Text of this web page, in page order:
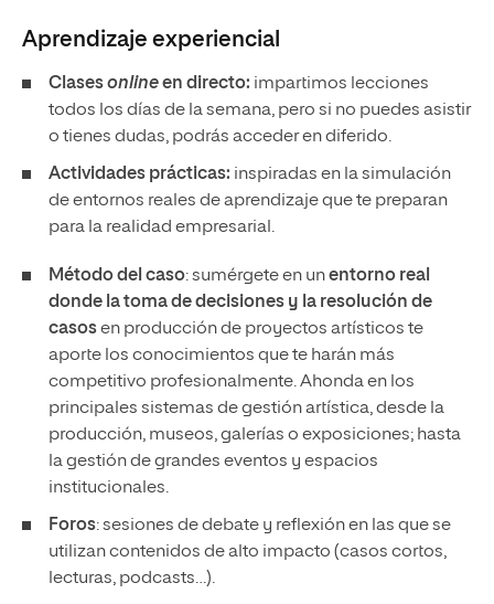
Aprendizaje experiencial
Clasesonlineen directo: impartimos lecciones
todos los días de la semana, pero si no puedes asistir
o tienes dudas, podrás acceder en diferido.
Actividades prácticas: inspiradas en la simulación
de entornos reales de aprendizaje que te preparan
para la realidad empresarial.
Método del caso: sumérgete en unentorno real
donde la toma de decisiones y la resolución de
casosen producción de proyectos artísticos te
aporte los conocimientos que te harán más
competitivo profesionalmente. Ahonda en los
principales sistemas de gestión artística, desde la
producción, museos, galerías o exposiciones; hasta
la gestión de grandes eventos y espacios
institucionales.
Foros: sesiones de debate y reflexión en las que se
utilizan contenidos de alto impacto (casos cortos,
lecturas, podcasts…).